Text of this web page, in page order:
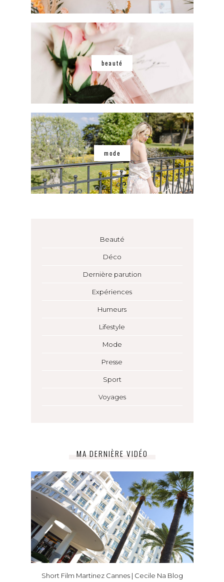
beauté
mode
Beauté
Déco
Dernière parution
Expériences
Humeurs
Lifestyle
Mode
Presse
Sport
Voyages
MA DERNIÈRE VIDÉO
Short Film Martinez Cannes | Cecile Na Blog